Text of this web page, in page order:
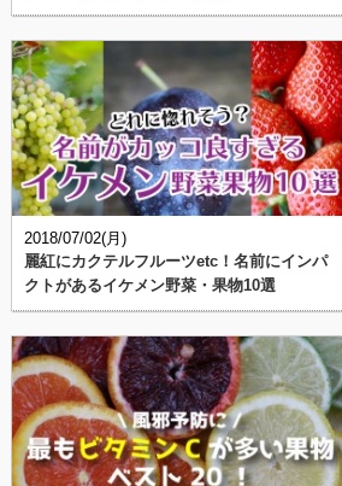
2018/07/02(月)
麗紅にカクテルフルーツetc！名前にインパ
クトがあるイケメン野菜・果物10選